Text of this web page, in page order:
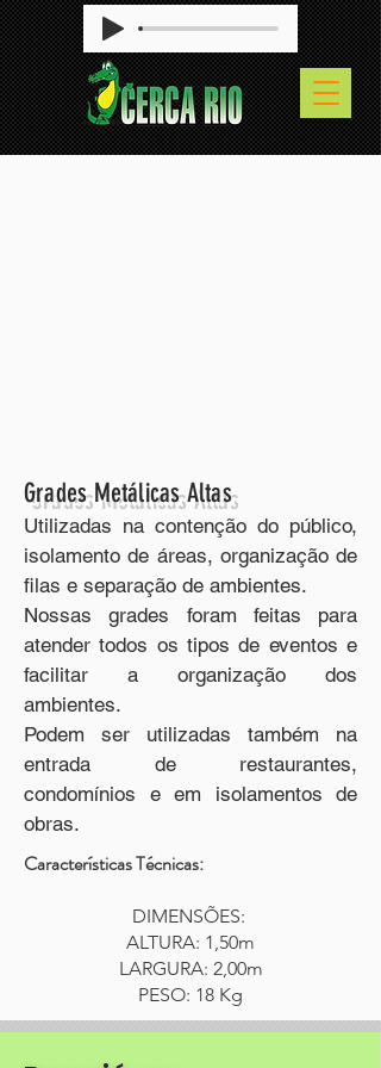
Grades Metálicas Altas
Utilizadas na contenção do público,
isolamento de áreas, organização de
filas e separação de ambientes.
Nossas grades foram feitas para
atender todos os tipos de eventos e
facilitar a organização dos
ambientes.
Podem ser utilizadas também na
entrada de restaurantes,
condomínios e em isolamentos de
obras.
Características Técnicas:
DIMENSÕES:
ALTURA: 1,50m
LARGURA: 2,00m
PESO: 18 Kg